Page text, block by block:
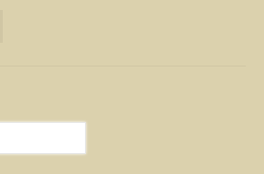
adhat harmóniát! Szeretteit is
vagy kis szériás Harmónia ékszer garantáltan